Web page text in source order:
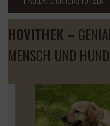
HOVITHEK –
MENSCH UND HUND